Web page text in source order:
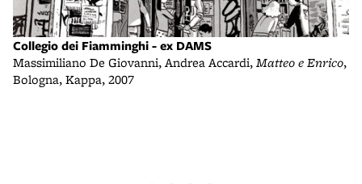
Collegio dei Fiamminghi - ex DAMS
Massimiliano De Giovanni, Andrea Accardi,Matteo e Enrico,
Bologna, Kappa, 2007